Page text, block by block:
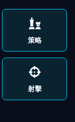
策略
射擊